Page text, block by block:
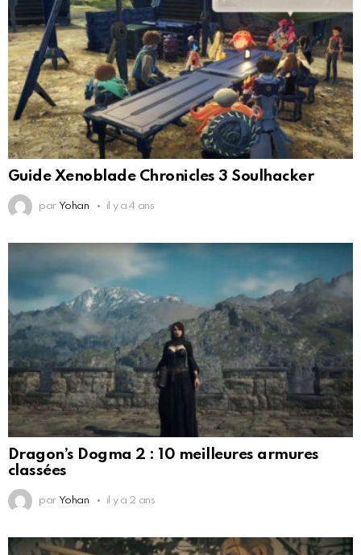
Guide Xenoblade Chronicles 3 Soulhacker
par Yohan il y a 4 ans
Dragon’s Dogma 2 : 10 meilleures armures
classées
par Yohan il y a 2 ans